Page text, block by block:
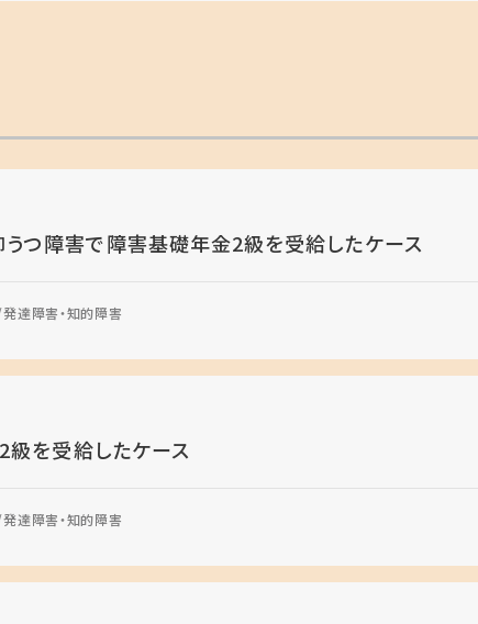
つ障害で障害基礎年金2級を受給したケース
発達障害・知的障害
を受給したケース
発達障害・知的障害